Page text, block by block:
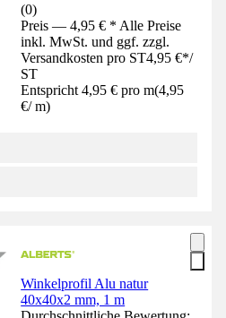
(0)
Preis — 4,95 € * Alle Preise
inkl. MwSt. und ggf. zzgl.
Versandkosten pro ST4,95 €*/
ST
Entspricht 4,95 € pro m(4,95
€/ m)
Winkelprofil Alu natur
40x40x2 mm, 1 m